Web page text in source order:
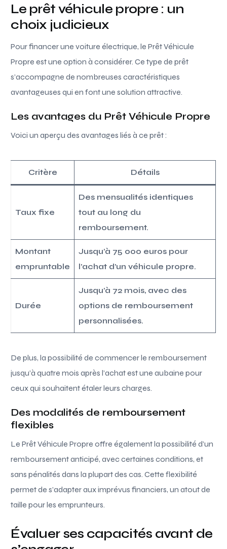
Le prêt véhicule propre : un
choix judicieux
Pour financer une voiture électrique, le Prêt Véhicule
Propre est une option à considérer. Ce type de prêt
s’accompagne de nombreuses caractéristiques
avantageuses qui en font une solution attractive.
Les avantages du Prêt Véhicule Propre
Voici un aperçu des avantages liés à ce prêt :
Critère Détails
Taux fixe
Des mensualités identiques
tout au long du
remboursement.
Montant
empruntable
Jusqu’à 75 000 euros pour
l’achat d’un véhicule propre.
Durée
Jusqu’à 72 mois, avec des
options de remboursement
personnalisées.
De plus, la possibilité de commencer le remboursement
jusqu’à quatre mois après l’achat est une aubaine pour
ceux qui souhaitent étaler leurs charges.
Des modalités de remboursement
flexibles
Le Prêt Véhicule Propre offre également la possibilité d’un
remboursement anticipé, avec certaines conditions, et
sans pénalités dans la plupart des cas. Cette flexibilité
permet de s’adapter aux imprévus financiers, un atout de
taille pour les emprunteurs.
Évaluer ses capacités avant de